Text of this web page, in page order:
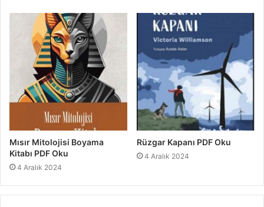
Mısır Mitolojisi Boyama
Kitabı PDF Oku
4 Aralık 2024
Rüzgar Kapanı PDF Oku
4 Aralık 2024